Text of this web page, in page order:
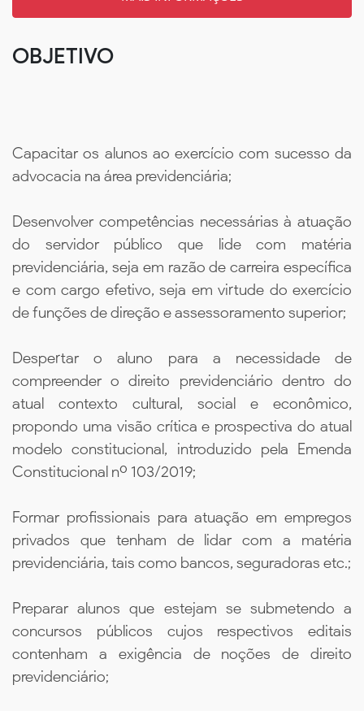
OBJETIVO
Capacitar os alunos ao exercício com sucesso da
advocacia na área previdenciária;
Desenvolver competências necessárias à atuação
do servidor público que lide com matéria
previdenciária, seja em razão de carreira específica
e com cargo efetivo, seja em virtude do exercício
de funções de direção e assessoramento superior;
Despertar o aluno para a necessidade de
compreender o direito previdenciário dentro do
atual contexto cultural, social e econômico,
propondo uma visão crítica e prospectiva do atual
modelo constitucional, introduzido pela Emenda
Constitucional nº 103/2019;
Formar profissionais para atuação em empregos
privados que tenham de lidar com a matéria
previdenciária, tais como bancos, seguradoras etc.;
Preparar alunos que estejam se submetendo a
concursos públicos cujos respectivos editais
contenham a exigência de noções de direito
previdenciário;